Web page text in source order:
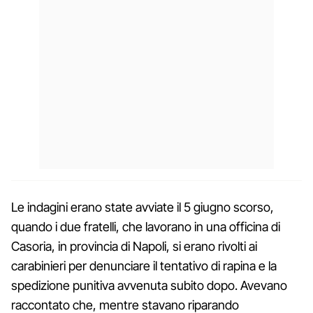
Le indagini erano state avviate il 5 giugno scorso,
quando i due fratelli, che lavorano in una officina di
Casoria, in provincia di Napoli, si erano rivolti ai
carabinieri per denunciare il tentativo di rapina e la
spedizione punitiva avvenuta subito dopo. Avevano
raccontato che, mentre stavano riparando